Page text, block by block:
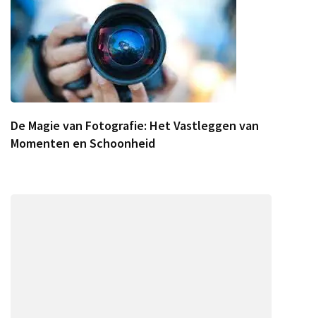
De Magie van Fotografie: Het Vastleggen van
Momenten en Schoonheid